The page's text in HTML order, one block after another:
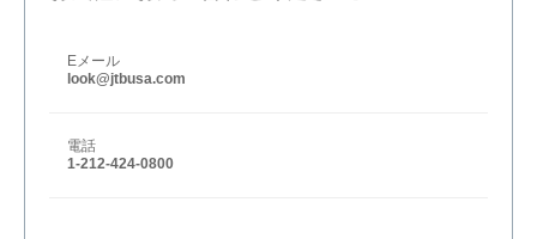
Eメール
look@jtbusa.com
電話
1-212-424-0800